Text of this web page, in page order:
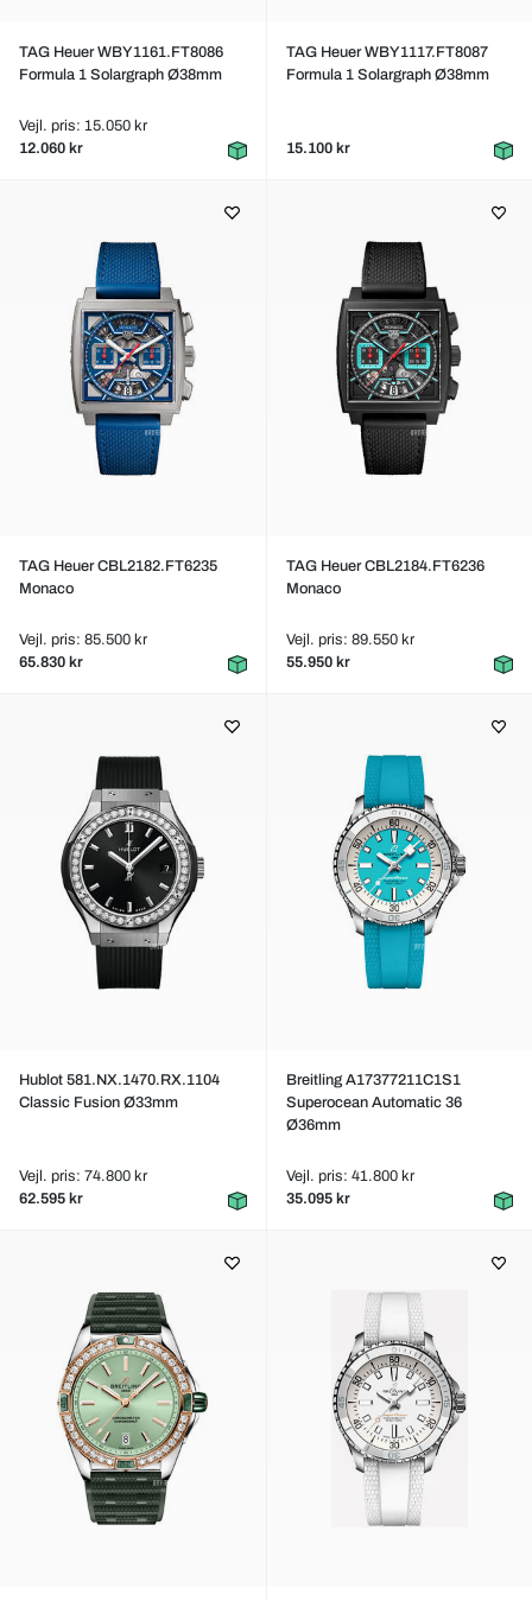
TAG Heuer WBY1161.FT8086
Formula 1 Solargraph Ø38mm
Vejl. pris: 15.050 kr
12.060 kr
TAG Heuer WBY1117.FT8087
Formula 1 Solargraph Ø38mm
15.100 kr
TAG Heuer CBL2182.FT6235
Monaco
Vejl. pris: 85.500 kr
65.830 kr
TAG Heuer CBL2184.FT6236
Monaco
Vejl. pris: 89.550 kr
55.950 kr
Hublot 581.NX.1470.RX.1104
Classic Fusion Ø33mm
Vejl. pris: 74.800 kr
62.595 kr
Breitling A17377211C1S1
Superocean Automatic 36
Ø36mm
Vejl. pris: 41.800 kr
35.095 kr